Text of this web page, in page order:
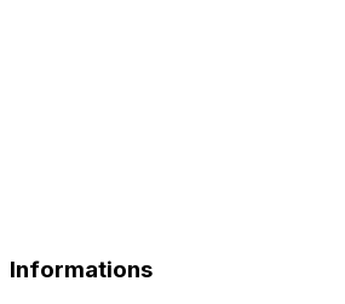
Informations